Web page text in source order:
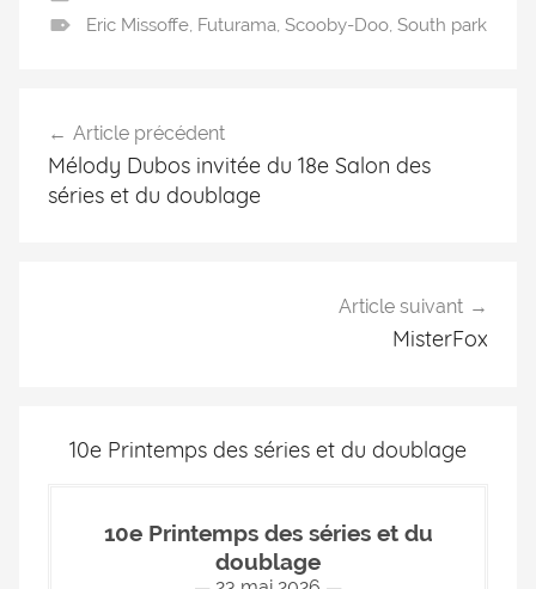
Eric Missoffe, Futurama, Scooby-Doo, South park
Article précédent
Mélody Dubos invitée du 18e Salon des
séries et du doublage
Article suivant
MisterFox
10e Printemps des séries et du doublage
10e Printemps des séries et du
doublage